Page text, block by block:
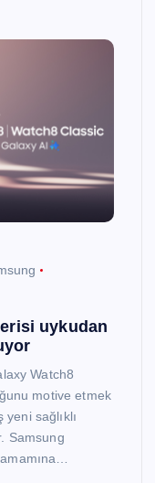
uykudan
Watch8
motive etmek
sağlıklı
Samsung